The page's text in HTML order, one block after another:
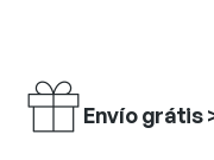
Envío grátis